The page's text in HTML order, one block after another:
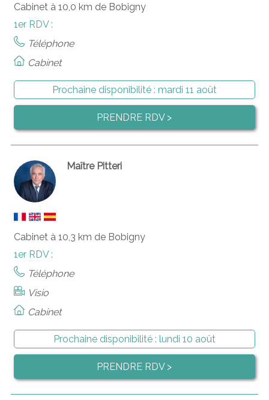
Cabinet à 10,0 km de Bobigny
1er RDV :
Téléphone
Cabinet
Prochaine disponibilité : mardi 11 août
PRENDRE RDV >
Maître Pitteri
Cabinet à 10,3 km de Bobigny
1er RDV :
Téléphone
Visio
Cabinet
Prochaine disponibilité : lundi 10 août
PRENDRE RDV >